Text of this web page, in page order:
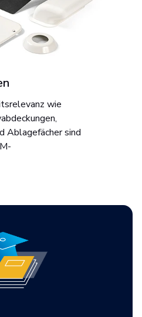
wie
Ablagefächer sind